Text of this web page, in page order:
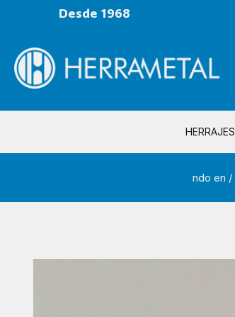
Desde 1968
HERRAJES
ndo en /